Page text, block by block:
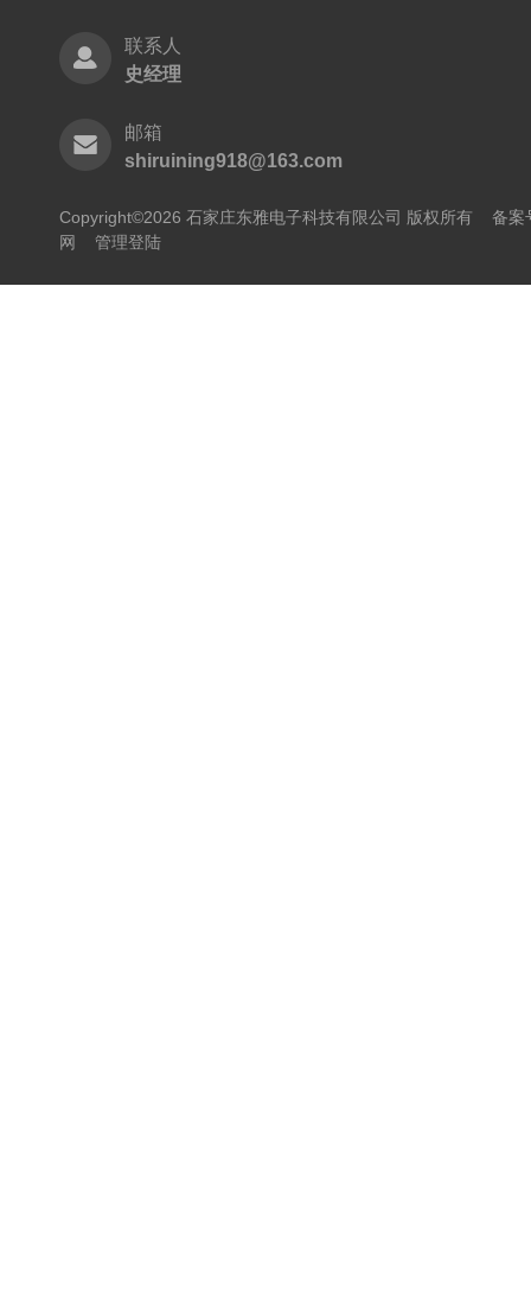
联系人
史经理
邮箱
shiruining918@163.com
Copyright©2026 石家庄东雅电子科技有限公司 版权所有 备案
网
管理登陆